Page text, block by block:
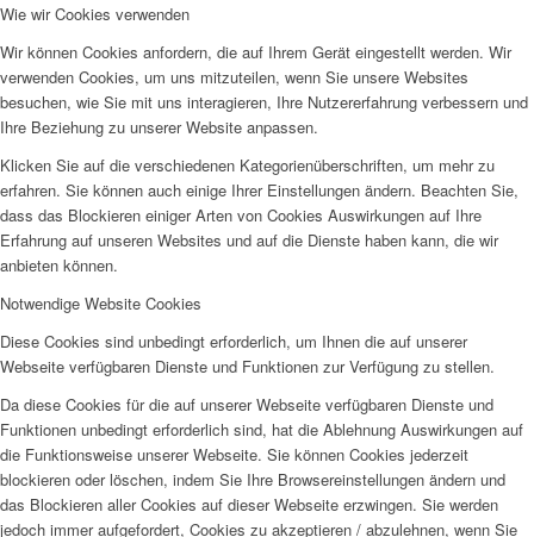
Wie wir Cookies verwenden
Wir können Cookies anfordern, die auf Ihrem Gerät eingestellt werden. Wir
verwenden Cookies, um uns mitzuteilen, wenn Sie unsere Websites
besuchen, wie Sie mit uns interagieren, Ihre Nutzererfahrung verbessern und
Ihre Beziehung zu unserer Website anpassen.
Klicken Sie auf die verschiedenen Kategorienüberschriften, um mehr zu
erfahren. Sie können auch einige Ihrer Einstellungen ändern. Beachten Sie,
dass das Blockieren einiger Arten von Cookies Auswirkungen auf Ihre
Erfahrung auf unseren Websites und auf die Dienste haben kann, die wir
anbieten können.
Notwendige Website Cookies
Diese Cookies sind unbedingt erforderlich, um Ihnen die auf unserer
Webseite verfügbaren Dienste und Funktionen zur Verfügung zu stellen.
Da diese Cookies für die auf unserer Webseite verfügbaren Dienste und
Funktionen unbedingt erforderlich sind, hat die Ablehnung Auswirkungen auf
die Funktionsweise unserer Webseite. Sie können Cookies jederzeit
blockieren oder löschen, indem Sie Ihre Browsereinstellungen ändern und
das Blockieren aller Cookies auf dieser Webseite erzwingen. Sie werden
jedoch immer aufgefordert, Cookies zu akzeptieren / abzulehnen, wenn Sie